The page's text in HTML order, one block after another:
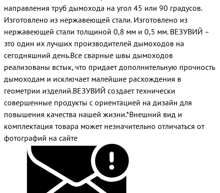
направления труб дымохода на угол 45 или 90 градусов.
Изготовлено из нержавеющей стали. Изготовлено из
нержавеющей стали толщиной 0,8 мм и 0,5 мм. ВЕЗУВИЙ –
это один их лучших производителей дымоходов на
сегодняшний день.Все сварные швы дымоходов
реализованы встык, что придает дополнительную прочность
дымоходам и исключает малейшие расхождения в
геометрии изделий.ВЕЗУВИЙ создает технически
совершенные продукты с ориентацией на дизайн для
повышения качества нашей жизни.*Внешний вид и
комплектация товара может незначительно отличаться от
фотографий на сайте